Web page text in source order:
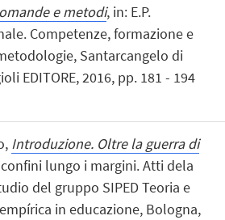
e metodi, in: E.P.
Competenze, formazione e
Santarcangelo di
EDITORE, 2016, pp. 181 - 194
Introduzione. Oltre la guerra di
lungo i margini. Atti dela
del gruppo SIPED Teoria e
in educazione, Bologna,